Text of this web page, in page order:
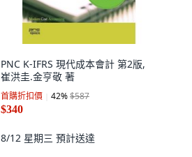
PNC K-IFRS 現代成本會計 第2版,
崔洪圭.金亨敬 著
首購折扣價 42%$587
$340
8/12 星期三 預計送達